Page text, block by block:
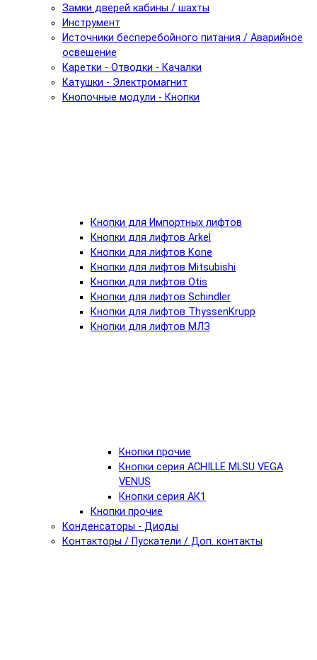
Замки дверей кабины / шахты
Инструмент
Источники бесперебойного питания / Аварийное
освещение
Каретки - Отводки - Качалки
Катушки - Электромагнит
Кнопочные модули - Кнопки
Кнопки для Импортных лифтов
Кнопки для лифтов Arkel
Кнопки для лифтов Kone
Кнопки для лифтов Mitsubishi
Кнопки для лифтов Otis
Кнопки для лифтов Schindler
Кнопки для лифтов ThyssenKrupp
Кнопки для лифтов МЛЗ
Кнопки прочие
Кнопки серия ACHILLE MLSU VEGA
VENUS
Кнопки серия АК1
Кнопки прочие
Конденсаторы - Диоды
Контакторы / Пускатели / Доп. контакты